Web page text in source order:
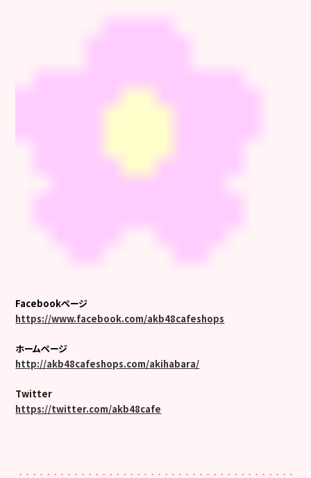
Facebookページ
https://www.facebook.com/akb48cafeshops
ホームページ
http://akb48cafeshops.com/akihabara/
Twitter
https://twitter.com/akb48cafe